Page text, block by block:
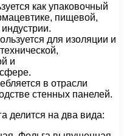
как упаковочный
пищевой,
для изоляции и
и
в отрасли
стенных панелей.
делится на два вида: